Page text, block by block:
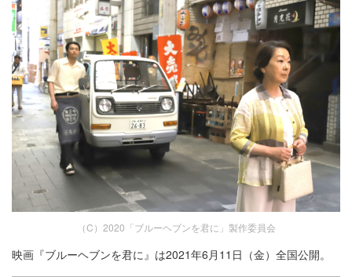
（C）2020「ブルーヘブンを君に」製作委員会
映画『ブルーヘブンを君に』は2021年6月11日（金）全国公開。